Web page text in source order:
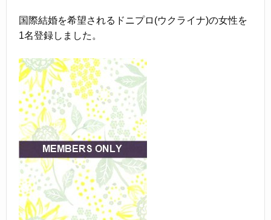
国際結婚を希望されるドニプロ(ウクライナ)の女性を
1名登録しました。